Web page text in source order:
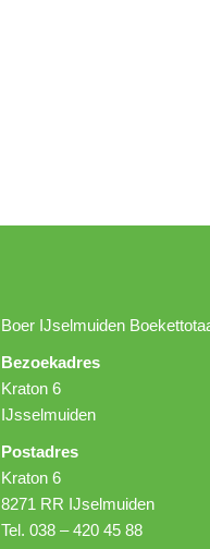
Boer IJselmuiden
Bezoekadres
Kraton 6
IJsselmuiden
Postadres
Kraton 6
8271 RR IJselmuiden
Tel. 038 – 420 45 88